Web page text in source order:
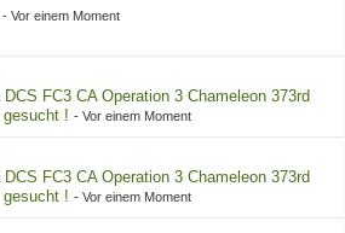
- Vor einem Moment
DCS FC3 CA Operation 3 Chameleon 373rd
! - Vor einem Moment
DCS FC3 CA Operation 3 Chameleon 373rd
! - Vor einem Moment